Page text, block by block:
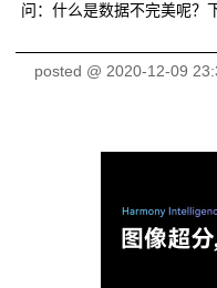
问：什么是数据不完美呢？
posted @ 2020-12-09